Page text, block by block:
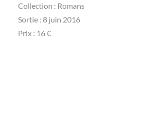
Collection : Romans
Sortie : 8 juin 2016
Prix : 16 €